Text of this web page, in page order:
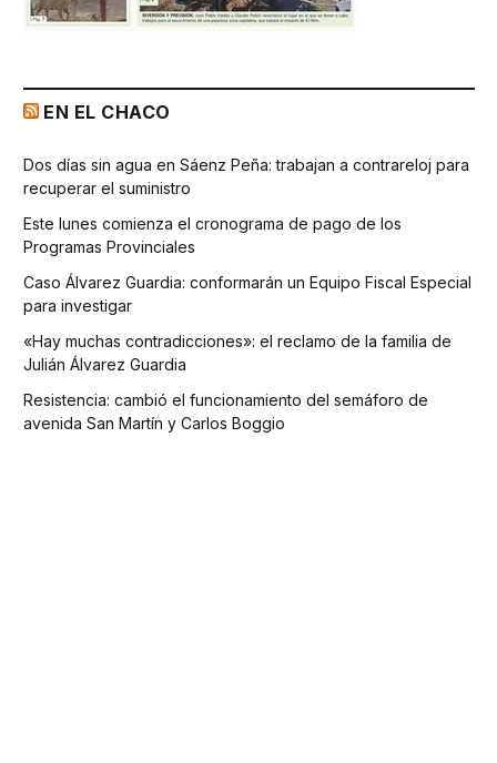
EN EL CHACO
Dos días sin agua en Sáenz Peña: trabajan a contrareloj para
recuperar el suministro
Este lunes comienza el cronograma de pago de los
Programas Provinciales
Caso Álvarez Guardia: conformarán un Equipo Fiscal Especial
para investigar
«Hay muchas contradicciones»: el reclamo de la familia de
Julián Álvarez Guardia
Resistencia: cambió el funcionamiento del semáforo de
avenida San Martín y Carlos Boggio